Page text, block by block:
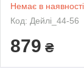
Немає в наявності
Код: Дейлі_44-56
879 ₴